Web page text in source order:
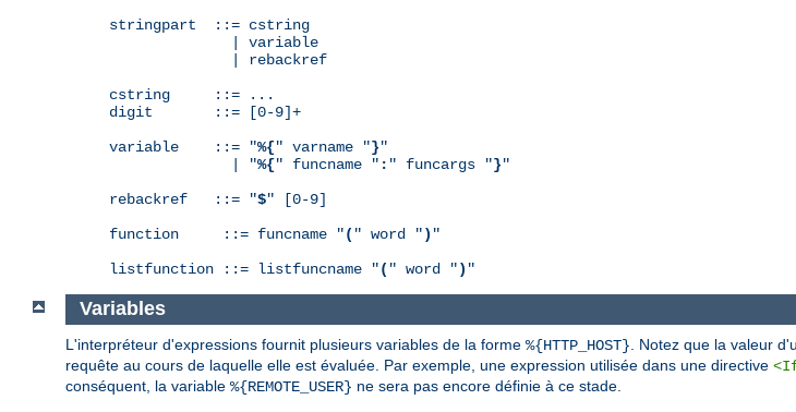
stringpart  ::= cstring
              | variable
cstring     ::= ...
digit       ::= [0-9]+
variable    ::= "%{" varname "}"
              | "
%{" funcname " : " funcargs "}"
rebackref   ::= "$" [0-9]
function     ::= funcname "( " word ") "
listfunction ::= listfuncname "( " word ") "
Variables
L'interpréteur d'expressions fournit plusieurs variables de la forme %{HTTP_HOST} . Notez que la valeur
requête au cours de laquelle elle est évaluée. Par exemple, une expression utilisée dans une directive
conséquent, la variable %{REMOTE_USER} ne sera pas encore définie à ce stade.